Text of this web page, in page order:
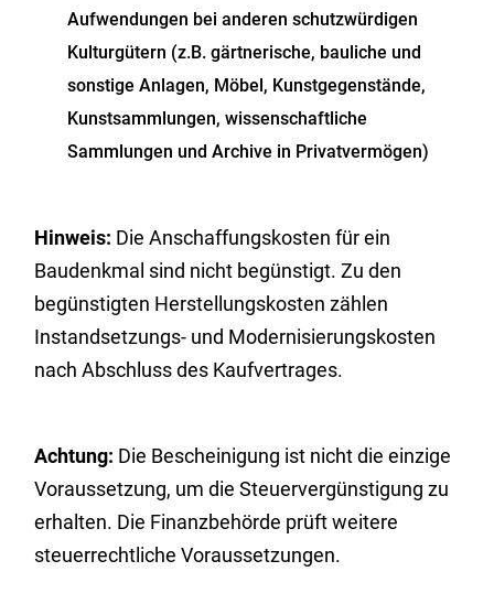
Aufwendungen bei anderen schutzwürdigen
Kulturgütern (z.B. gärtnerische, bauliche und
sonstige Anlagen, Möbel, Kunstgegenstände,
Kunstsammlungen, wissenschaftliche
Sammlungen und Archive in Privatvermögen)
Hinweis: Die Anschaffungskosten für ein
Baudenkmal sind nicht begünstigt. Zu den
begünstigten Herstellungskosten zählen
Instandsetzungs- und Modernisierungskosten
nach Abschluss des Kaufvertrages.
Achtung: Die Bescheinigung ist nicht die einzige
Voraussetzung, um die Steuervergünstigung zu
erhalten. Die Finanzbehörde prüft weitere
steuerrechtliche Voraussetzungen.